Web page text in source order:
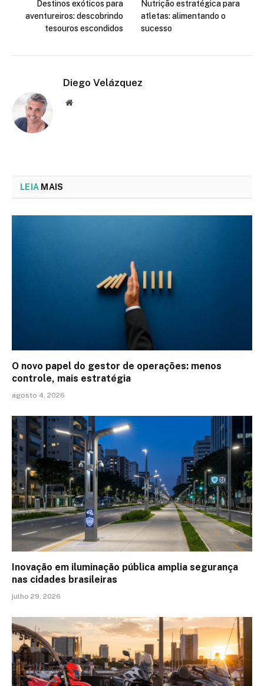
Destinos exóticos para
aventureiros: descobrindo
tesouros escondidos
Nutrição estratégica para
atletas: alimentando o
sucesso
Diego Velázquez
Website
LEIA MAIS
O novo papel do gestor de operações: menos
controle, mais estratégia
agosto 4, 2026
Inovação em iluminação pública amplia segurança
nas cidades brasileiras
julho 29, 2026